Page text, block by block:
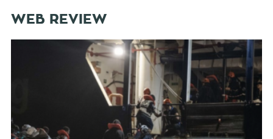
WEB REVIEW